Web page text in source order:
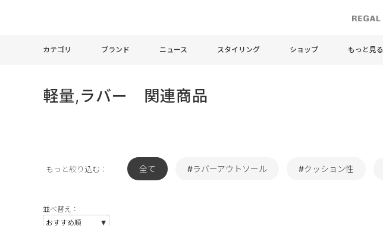
カテゴリ ブランド ニュース スタイリング ショップ もっと見る
軽量,ラバー 関連商品
もっと絞り込む： 全て #ラバーアウトソール #クッション性
並べ替え：